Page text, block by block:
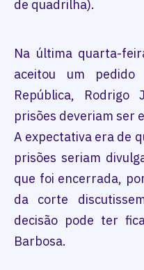
de quadrilha).
Na última quarta-
aceitou um
República,
prisões deveriam ser
A expectativa era de
prisões seriam
que foi encerrada,
da corte
decisão pode ter
Barbosa.